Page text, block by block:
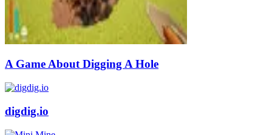
A Game About Digging A Hole
digdig.io